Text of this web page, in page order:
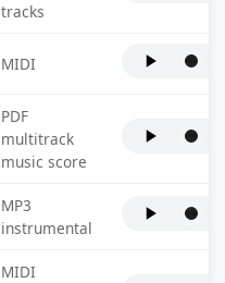
tracks
MIDI
PDF
multitrack
music score
MP3
instrumental
MIDI